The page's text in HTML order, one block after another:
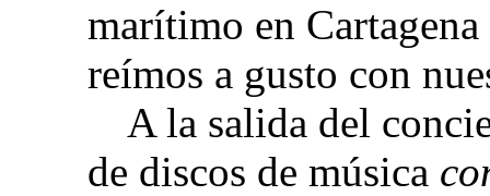
marítimo en
reímos a gusto con
A la salida del
de discos de música